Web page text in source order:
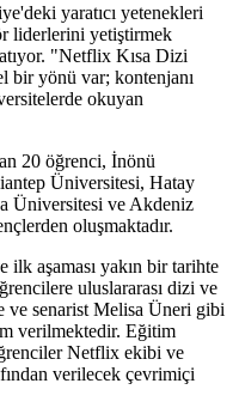
yaratıcı yetenekleri
liderlerini yetiştirmek
"Netflix Kısa Dizi
bir yönü var; kontenjanı
okuyan
20 öğrenci, İnönü
Üniversitesi, Hatay
Üniversitesi ve Akdeniz
oluşmaktadır.
ilk aşaması yakın bir tarihte
uluslararası dizi ve
ve senarist Melisa Üneri gibi
verilmektedir. Eğitim
Netflix ekibi ve
verilecek çevrimiçi